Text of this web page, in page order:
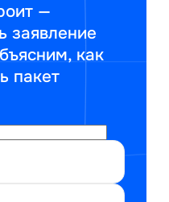
—
заявление
как
пакет